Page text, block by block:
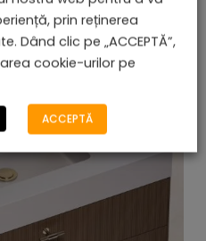
prin reținerea
Dând clic pe „ACCEPTĂ”,
cookie-urilor pe
ACCEPTĂ